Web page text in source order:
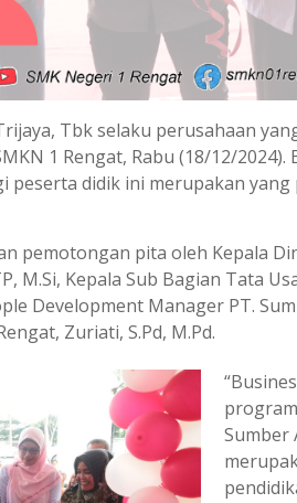
Tbk selaku perusahaan
1 Rengat, Rabu (18/12/
didik ini merupakan
pemotongan pita oleh Kepala
M.Si, Kepala Sub Bagian Tata
Development Manager PT.
Zuriati, S.Pd, M.Pd.
Sumber